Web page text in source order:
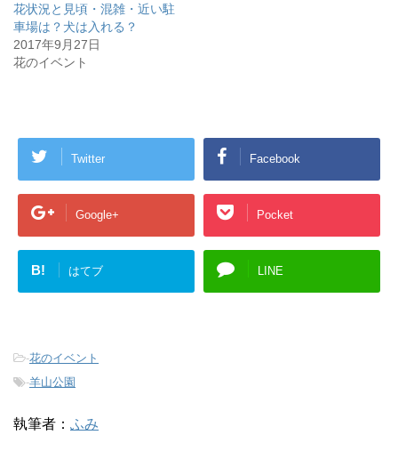
花状況と見頃・混雑・近い駐
車場は？犬は入れる？
2017年9月27日
花のイベント
Twitter Facebook
Google+ Pocket
B! はてブ LINE
-花のイベント
-羊山公園
執筆者： ふみ